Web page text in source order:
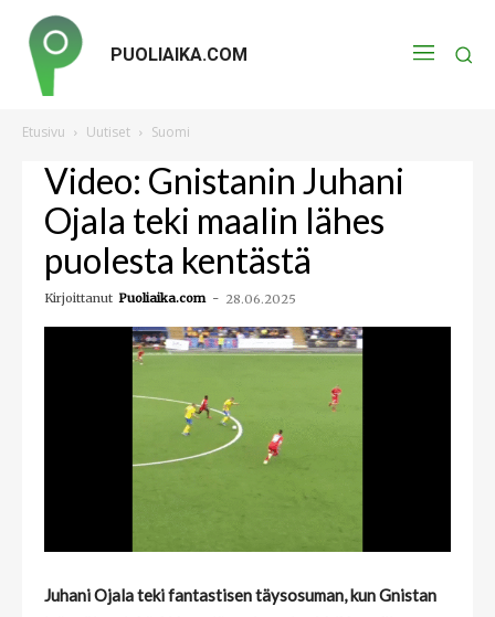
PUOLIAIKA.COM
Etusivu Uutiset Suomi
Video: Gnistanin Juhani
Ojala teki maalin lähes
puolesta kentästä
Kirjoittanut Puoliaika.com - 28.06.2025
Juhani Ojala teki fantastisen täysosuman, kun Gnistan